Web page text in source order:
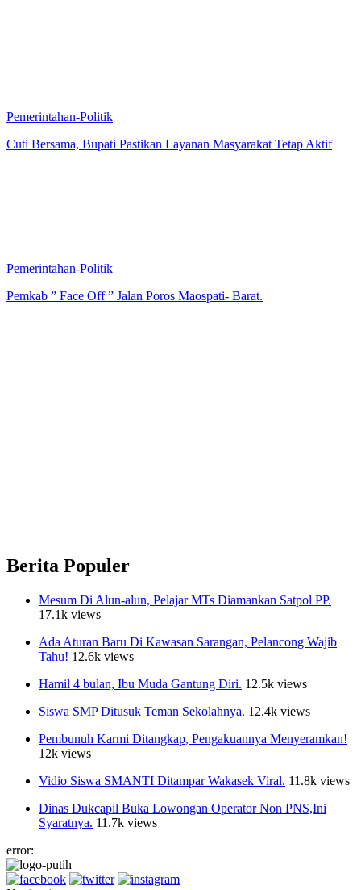
Pemerintahan-Politik
Cuti Bersama, Bupati Pastikan Layanan Masyarakat Tetap Aktif
Pemerintahan-Politik
Pemkab ” Face Off ” Jalan Poros Maospati- Barat.
Berita Populer
Mesum Di Alun-alun, Pelajar MTs Diamankan Satpol PP.
17.1k views
Ada Aturan Baru Di Kawasan Sarangan, Pelancong Wajib
Tahu! 12.6k views
Hamil 4 bulan, Ibu Muda Gantung Diri. 12.5k views
Siswa SMP Ditusuk Teman Sekolahnya. 12.4k views
Pembunuh Karmi Ditangkap, Pengakuannya Menyeramkan!
12k views
Vidio Siswa SMANTI Ditampar Wakasek Viral. 11.8k views
Dinas Dukcapil Buka Lowongan Operator Non PNS,Ini
Syaratnya. 11.7k views
error: